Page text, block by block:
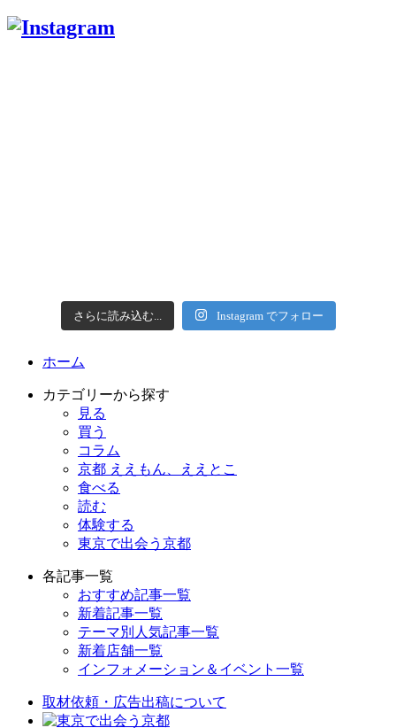
さらに読み込む... Instagram でフォロー
ホーム
カテゴリーから探す
見る
買う
コラム
京都 ええもん、ええとこ
食べる
読む
体験する
東京で出会う京都
各記事一覧
おすすめ記事一覧
新着記事一覧
テーマ別人気記事一覧
新着店舗一覧
インフォメーション＆イベント一覧
取材依頼・広告出稿について